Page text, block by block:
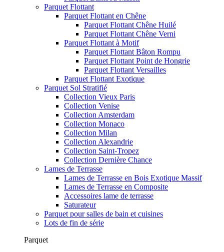
Parquet Flottant
Parquet Flottant en Chêne
Parquet Flottant Chêne Huilé
Parquet Flottant Chêne Verni
Parquet Flottant à Motif
Parquet Flottant Bâton Rompu
Parquet Flottant Point de Hongrie
Parquet Flottant Versailles
Parquet Flottant Exotique
Parquet Sol Stratifié
Collection Vieux Paris
Collection Venise
Collection Amsterdam
Collection Monaco
Collection Milan
Collection Alexandrie
Collection Saint-Tropez
Collection Dernière Chance
Lames de Terrasse
Lames de Terrasse en Bois Exotique Massif
Lames de Terrasse en Composite
Accessoires lame de terrasse
Saturateur
Parquet pour salles de bain et cuisines
Lots de fin de série
Parquet